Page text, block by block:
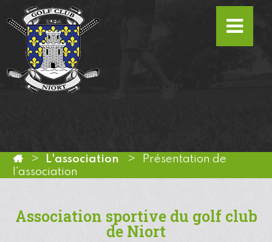
L'association
Présentation de
l'association
Association sportive du golf club
de Niort